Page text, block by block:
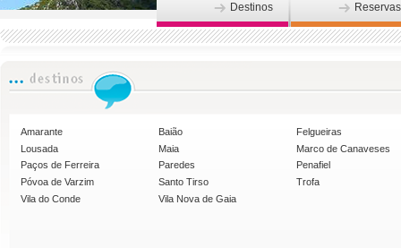
Destinos Reservas
Amarante Baião
Felgueiras
Lousada
Maia
Marco de Canaveses
Paços de Ferreira
Paredes
Penafiel
Póvoa de Varzim
Santo Tirso
Trofa
Vila do Conde
Vila Nova de Gaia